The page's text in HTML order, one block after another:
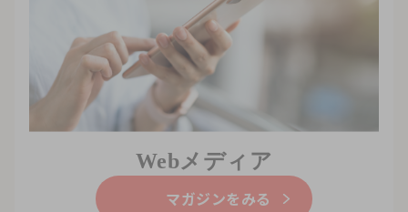
Webメディア
マガジンをみる